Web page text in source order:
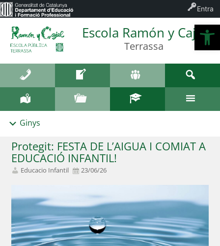
Escola Ramón y Cajal
Terrassa
Ginys
Protegit: FESTA DE L’AIGUA I COMIAT A
EDUCACIÓ INFANTIL!
Educacio Infantil 23/06/26
Entra